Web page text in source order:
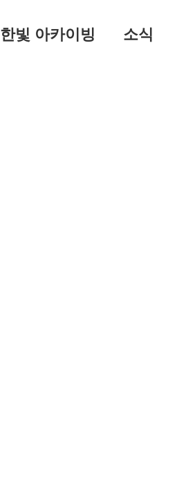
한빛 아카이빙 소식